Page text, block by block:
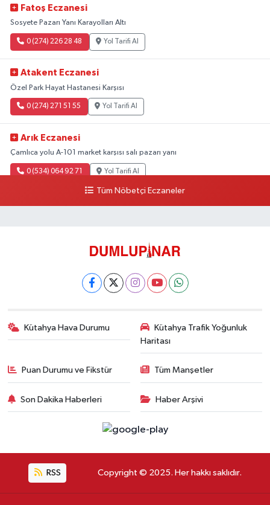
Fatoş Eczanesi
Sosyete Pazarı Yanı Karayolları Altı
0 (274) 226 28 48 Yol Tarifi Al
Atakent Eczanesi
Özel Park Hayat Hastanesi Karşısı
0 (274) 271 51 55 Yol Tarifi Al
Arık Eczanesi
Çamlıca yolu A-101 market karşısı salı pazarı yanı
0 (534) 064 92 71 Yol Tarifi Al
Tüm Nöbetçi Eczaneler
Kütahya Hava Durumu
Kütahya Trafik Yoğunluk
Haritası
Puan Durumu ve Fikstür Tüm Manşetler
Son Dakika Haberleri Haber Arşivi
RSS Copyright © 2025. Her hakkı saklıdır.